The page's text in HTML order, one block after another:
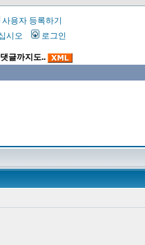
사용자 등록하기
시오 로그인
글까지도..